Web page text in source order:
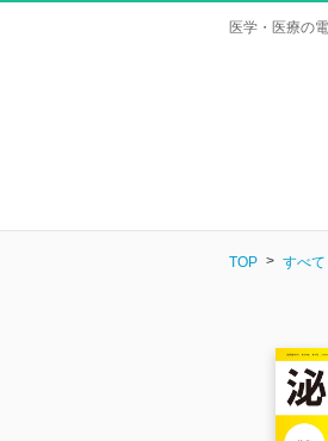
医学・医療の
TOP すべて